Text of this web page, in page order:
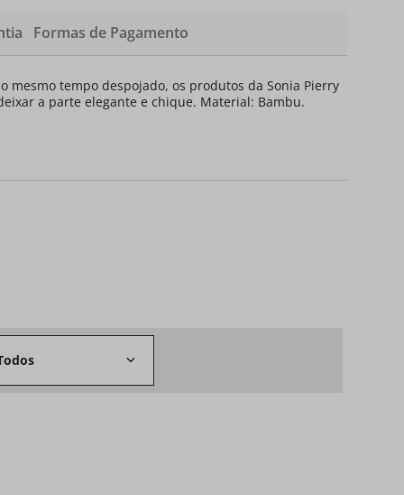
Formas de Pagamento
mesmo tempo despojado, os produtos da Sonia Pierry
a parte elegante e chique. Material: Bambu.